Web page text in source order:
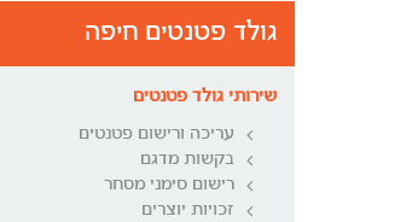
גולד פטנטים חיפה
שירותי גולד פטנטים
עריכה ורישום פטנטים
בקשות מדגם
רישום סימני מסחר
זכויות יוצרים